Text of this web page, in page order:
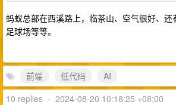
蚂蚁总部在西溪路上，临茶山、空气很好、还
足球场等等。
前端 低代码
AI
10 replies • 2024-08-20 10:18:25 +08:00